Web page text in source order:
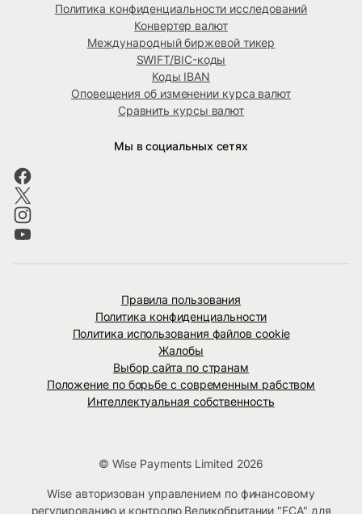
Политика конфиденциальности исследований
Конвертер валют
Международный биржевой тикер
SWIFT/BIC-коды
Коды IBAN
Оповещения об изменении курса валют
Сравнить курсы валют
Мы в социальных сетях
Правила пользования
Политика конфиденциальности
Политика использования файлов cookie
Жалобы
Выбор сайта по странам
Положение по борьбе с современным рабством
Интеллектуальная собственность
© Wise Payments Limited 2026
Wise авторизован управлением по финансовому
регулированию и контролю Великобритании "FCA" для